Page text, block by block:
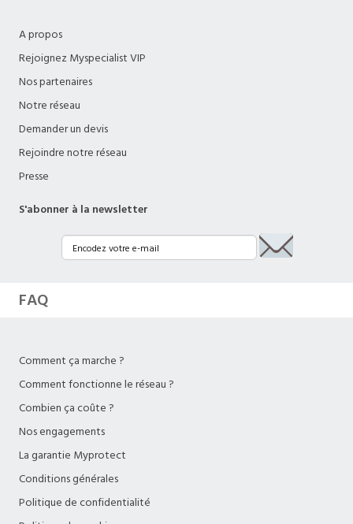
A propos
Rejoignez Myspecialist VIP
Nos partenaires
Notre réseau
Demander un devis
Rejoindre notre réseau
Presse
S'abonner à la newsletter
FAQ
Comment ça marche ?
Comment fonctionne le réseau ?
Combien ça coûte ?
Nos engagements
La garantie Myprotect
Conditions générales
Politique de confidentialité